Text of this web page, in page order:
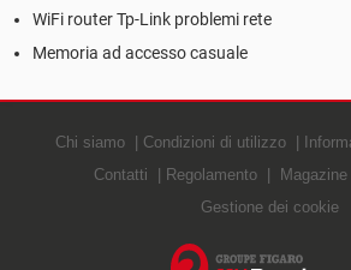
WiFi router Tp-Link problemi rete
Memoria ad accesso casuale
Chi siamo Condizioni di utilizzo
Contatti
Regolamento
Gestione dei cookie